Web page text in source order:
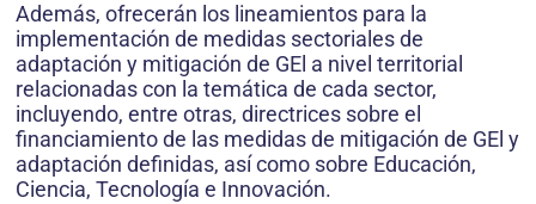
Además, ofrecerán los lineamientos para la
implementación de medidas sectoriales de
adaptación y mitigación de GEl a nivel territorial
relacionadas con la temática de cada sector,
incluyendo, entre otras, directrices sobre el
financiamiento de las medidas de mitigación de GEl y
adaptación definidas, así como sobre Educación,
Ciencia, Tecnología e Innovación.